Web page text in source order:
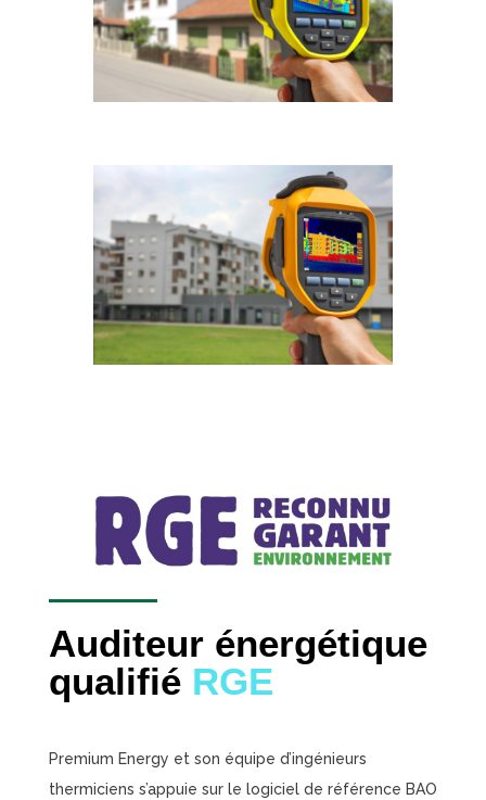
Auditeur énergétique
qualifiéRGE
Premium Energy et son équipe d’ingénieurs
thermiciens s’appuie sur le logiciel de référence BAO